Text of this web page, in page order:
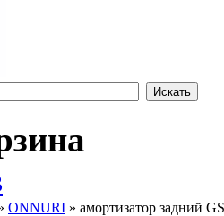
ONNURI » амортизатор задний